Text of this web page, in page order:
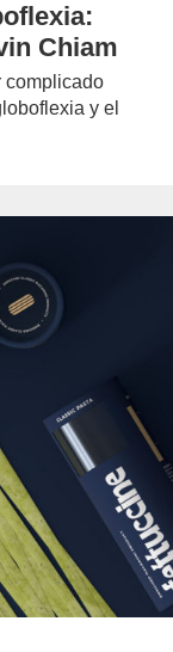
Chiam
complicado
y el